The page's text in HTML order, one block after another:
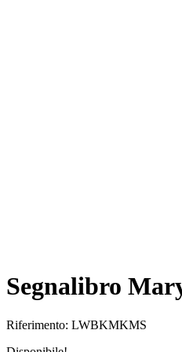
Segnalibro
Riferimento: LWBKMKMS